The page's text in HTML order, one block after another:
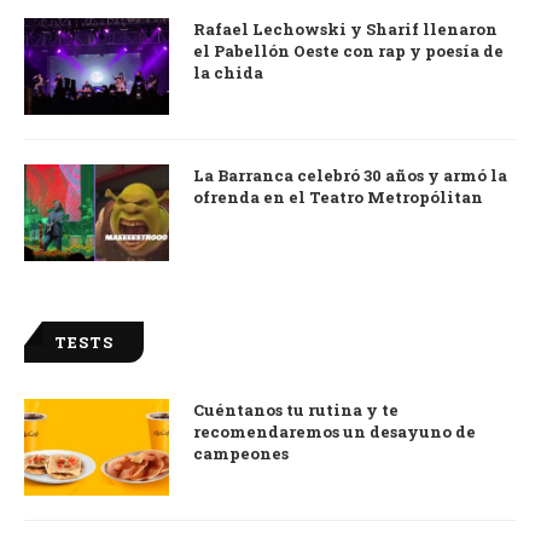
Rafael Lechowski y Sharif llenaron
el Pabellón Oeste con rap y poesía de
la chida
La Barranca celebró 30 años y armó la
ofrenda en el Teatro Metropólitan
TESTS
Cuéntanos tu rutina y te
recomendaremos un desayuno de
campeones